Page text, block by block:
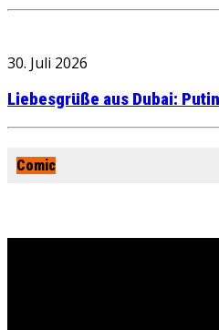
30. Juli 2026
Liebesgrüße aus Dubai:
Comic